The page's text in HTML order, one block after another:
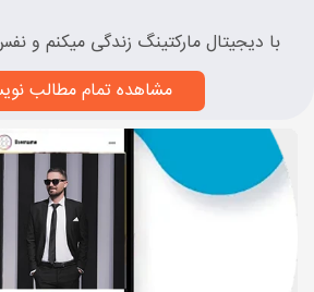
با دیجیتال مارکتینگ زندگی میکنم و
مشاهده تمام مطالب